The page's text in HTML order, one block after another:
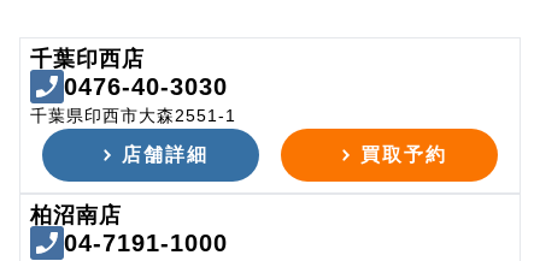
千葉印西店
0476-40-3030
千葉県印西市大森2551-1
店舗詳細 買取予約
柏沼南店
04-7191-1000